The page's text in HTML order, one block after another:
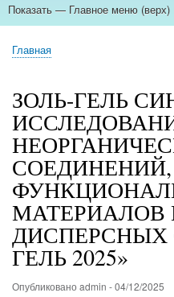
Главное
(верх)
Показать — Главное меню (верх)
Главная
Предстоящие конференции
Архив конференций
Контакты
Строка
Главная
ЗОЛЬ-ГЕЛЬ
МАТЕРИАЛОВ
ДИСПЕРСНЫХ
ГЕЛЬ 2025»
Опубликовано admin -04/12/2025